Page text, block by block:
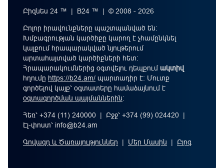
Բիզնես 24 ™ | B24 ™ | © 2008 - 2026
Բոլոր իրավունքները պաշտպանված են:
Խմբագրության կարծիքը կարող է չհամընկնել
կայքում հրապարակված նյութերում
արտահայտված կարծիքների հետ:
Հրապարակումներից օգտվելու դեպքումակտիվ
հղումը https://b24.am/ պարտադիր է: Մուտք
գործելով կայք՝ օգտատերը համաձայնում է
օգտագործման պայմաններին։
Հեռ՝ +374 (11) 240000 | Բջջ՝ +374 (99) 024420 |
Էլ-փոստ՝ info@b24.am
Գովազդ և Ծառայություններ | Մեր Մասին | Բլոգ